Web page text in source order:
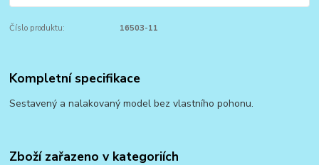
Číslo produktu: 16503-11
Kompletní specifikace
Sestavený a nalakovaný model bez vlastního pohonu.
Zboží zařazeno v kategoriích